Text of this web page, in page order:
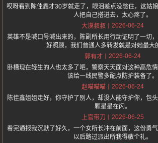
哎呀看到陈佳鑫才30岁就走了，眼泪差点没憋住，这姑
人把自己搭进去，太心疼了。
大漠叔叔
2026-06-24
英雄不是喊口号喊出来的，陈副所长用行动证明了一切
好照顾，我们普通人多转发就是对她最大
郭有才
2026-06-24
卧槽现在轻生的人也太多了吧，警察天天面对这种高危
该给一线民警多配点防护装备了。
赵喵喵喵
2026-06-24
陈佳鑫姐姐走好，你守护了别人，却没人能守护你，包
颗星星在闪。
上官带刀
2026-06-25
看完通报我沉默了好久，一个女所长冲在前面，这份勇气
以后路过派出所我得敬个礼。